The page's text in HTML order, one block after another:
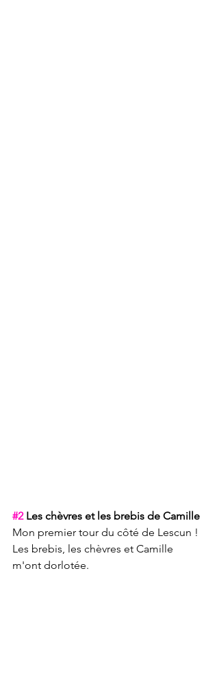
#2 Les chèvres et les brebis de Camille
Mon premier tour du côté de Lescun !
Les brebis, les chèvres et Camille
m'ont dorlotée.